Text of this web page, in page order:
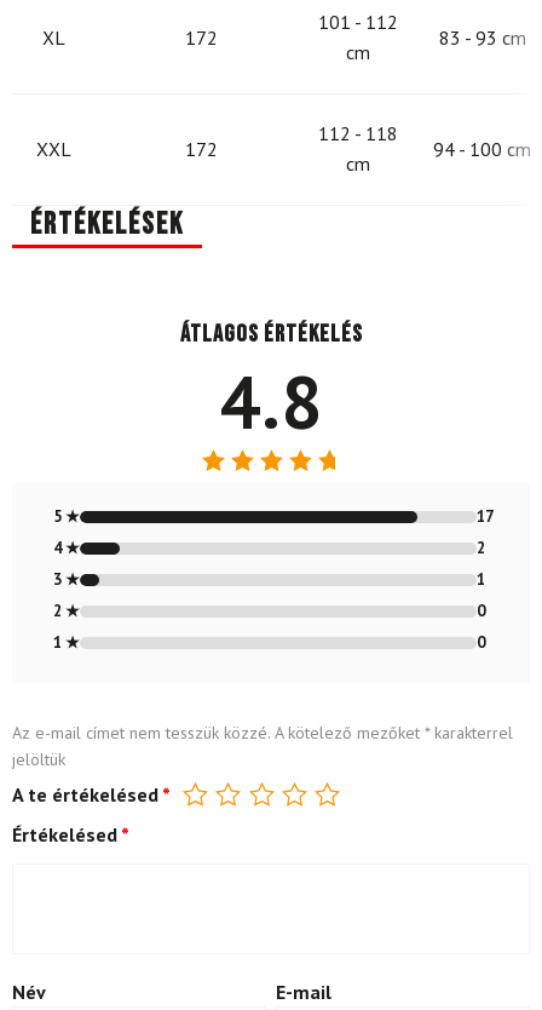
XL 172
101 - 112
cm
83 - 93 cm
XXL 172
112 - 118
cm
94 - 100 cm
Értékelések
Átlagos értékelés
4.8
4.8/ 5
5 ★
17
4 ★
2
3 ★
1
2 ★
0
1 ★
0
Az e-mail címet nem tesszük közzé. A kötelező mezőket *karakterrel
jelöltük
A te értékelésed *
Értékelésed *
Név E-mail